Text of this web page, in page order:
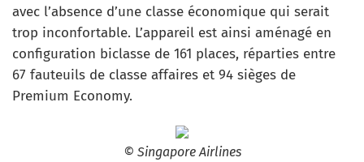
avec l’absence d’une classe économique qui serait
trop inconfortable. L’appareil est ainsi aménagé en
configuration biclasse de 161 places, réparties entre
67 fauteuils de classe affaires et 94 sièges de
Premium Economy.
© Singapore Airlines